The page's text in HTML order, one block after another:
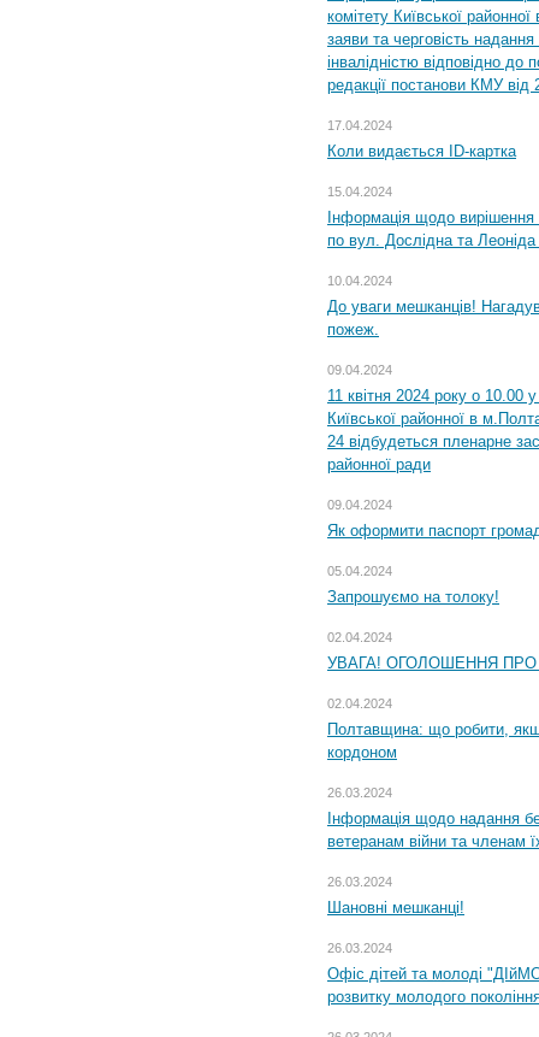
комітету Київської
заяви та черговість надання
інвалідністю відповідно
редакції постанови КМУ
17.04.2024
Коли видається ID-картка
15.04.2024
Інформація щодо
по вул. Дослідна та Леоніда
10.04.2024
До уваги мешканців!
пожеж.
09.04.2024
11 квітня 2024 року о 10.00
Київської районної в
24 відбудеться пленарне
районної ради
09.04.2024
Як оформити паспорт
05.04.2024
Запрошуємо на толоку!
02.04.2024
УВАГА! ОГОЛОШЕННЯ
02.04.2024
Полтавщина: що робити,
кордоном
26.03.2024
Інформація щодо надання
ветеранам війни та членам
26.03.2024
Шановні мешканці!
26.03.2024
Офіс дітей та молоді
розвитку молодого